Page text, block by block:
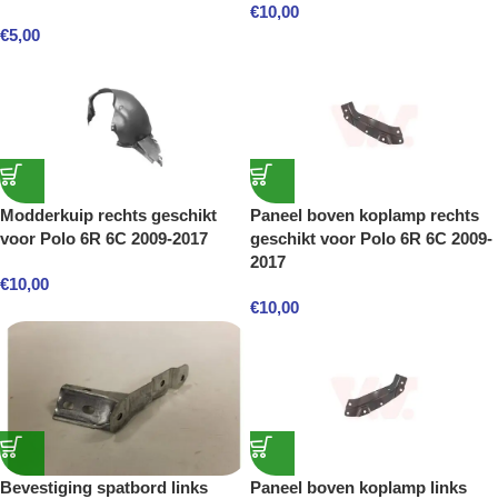
€5,00
€10,00
Modderkuip rechts geschikt
voor Polo 6R 6C 2009-2017
€10,00
Paneel boven koplamp rechts
geschikt voor Polo 6R 6C 2009-
2017
€10,00
Bevestiging spatbord links
Paneel boven koplamp links